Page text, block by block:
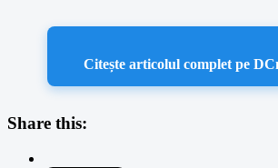
Citește articolul complet pe
Share this: